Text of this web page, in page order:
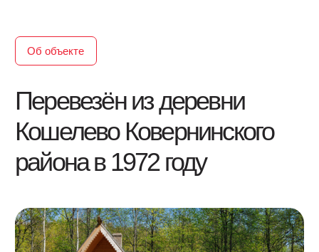
Наиболее ранний образец деревянных
жилых строений в Нижегородской
области. Представляет собой тип «изба
снаружи отёсаны. Дом перекрыт
двускатной крышей, имеющей
конструкцию на «курицах»